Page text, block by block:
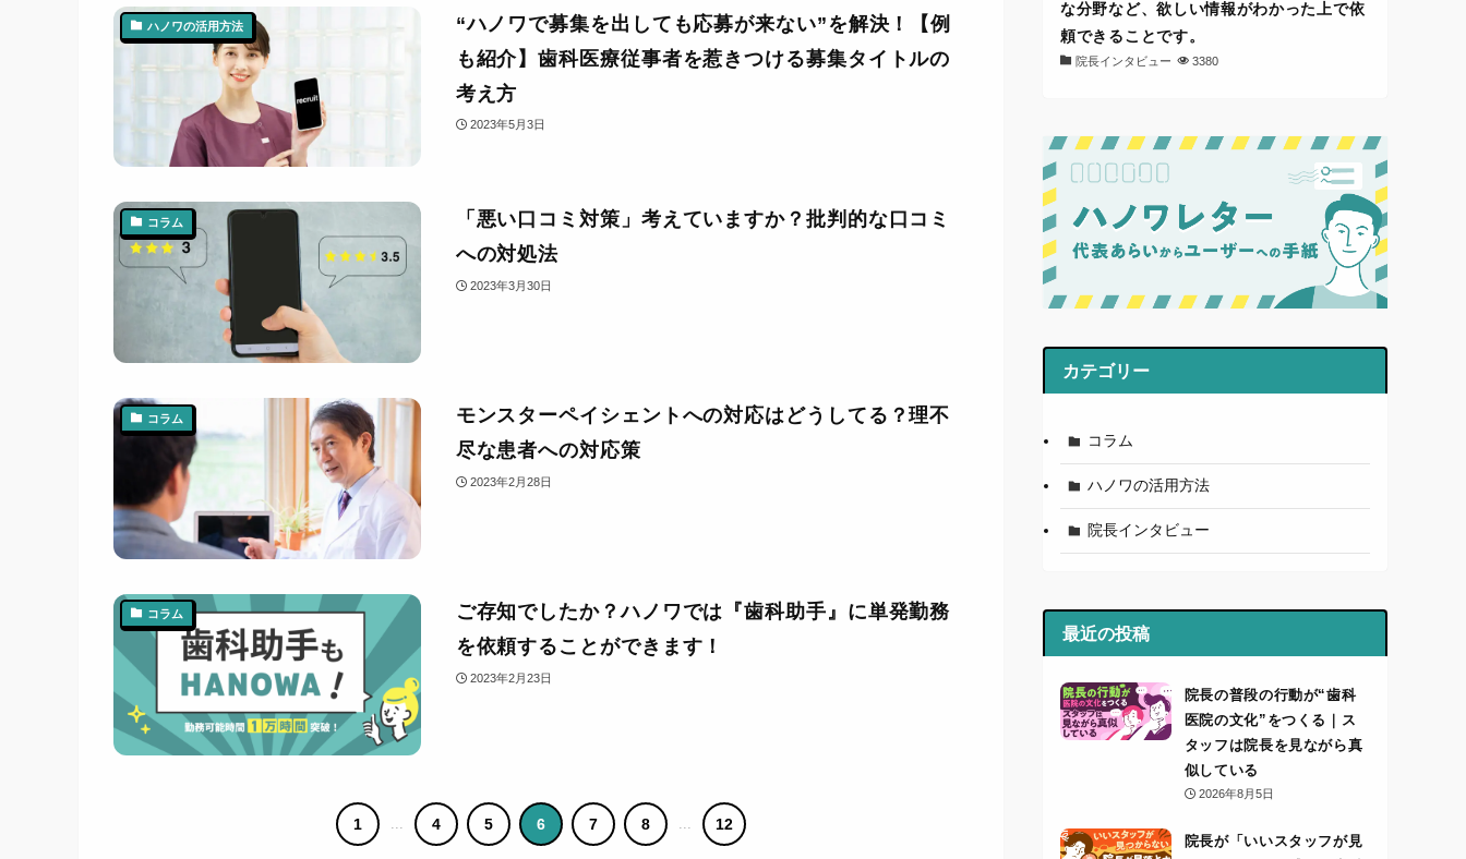
ハノワの活用方法
“ハノワで募集を出しても応募が来ない”を解決！【例
も紹介】歯科医療従事者を惹きつける募集タイトルの
考え方
2023年5月3日
コラム
「悪い口コミ対策」考えていますか？批判的な口コミ
への対処法
2023年3月30日
コラム
モンスターペイシェントへの対応はどうしてる？理不
尽な患者への対応策
2023年2月28日
コラム
ご存知でしたか？ハノワでは『歯科助手』に単発勤務
を依頼することができます！
2023年2月23日
1 4 5 6 7 8 12
な分野など、欲しい情報がわかった上で依
頼できることです。
院長インタビュー 3380
カテゴリー
コラム
ハノワの活用方法
院長インタビュー
最近の投稿
院長の普段の行動が“歯科
医院の文化”をつくる｜ス
タッフは院長を見ながら真
似している
2026年8月5日
院長が「いいスタッフが見